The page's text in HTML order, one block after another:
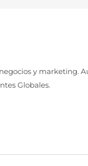
y marketing.
Globales.